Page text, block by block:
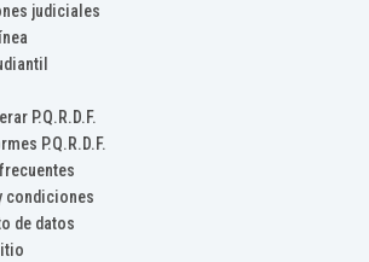
judiciales
P.Q.R.D.F.
P.Q.R.D.F.
condiciones
de datos